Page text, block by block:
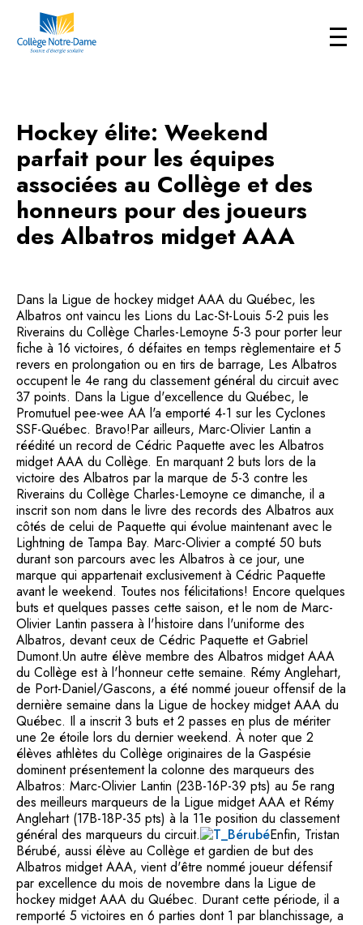
Hockey élite: Weekend
parfait pour les équipes
associées au Collège et des
honneurs pour des joueurs
des Albatros midget AAA
Dans la Ligue de hockey midget AAA du Québec, les
Albatros ont vaincu les Lions du Lac-St-Louis 5-2 puis les
Riverains du Collège Charles-Lemoyne 5-3 pour porter leur
fiche à 16 victoires, 6 défaites en temps règlementaire et 5
revers en prolongation ou en tirs de barrage, Les Albatros
occupent le 4e rang du classement général du circuit avec
37 points. Dans la Ligue d'excellence du Québec, le
Promutuel pee-wee AA l'a emporté 4-1 sur les Cyclones
SSF-Québec. Bravo!Par ailleurs, Marc-Olivier Lantin a
réédité un record de Cédric Paquette avec les Albatros
midget AAA du Collège. En marquant 2 buts lors de la
victoire des Albatros par la marque de 5-3 contre les
Riverains du Collège Charles-Lemoyne ce dimanche, il a
inscrit son nom dans le livre des records des Albatros aux
côtés de celui de Paquette qui évolue maintenant avec le
Lightning de Tampa Bay. Marc-Olivier a compté 50 buts
durant son parcours avec les Albatros à ce jour, une
marque qui appartenait exclusivement à Cédric Paquette
avant le weekend. Toutes nos félicitations! Encore quelques
buts et quelques passes cette saison, et le nom de Marc-
Olivier Lantin passera à l'histoire dans l'uniforme des
Albatros, devant ceux de Cédric Paquette et Gabriel
Dumont.Un autre élève membre des Albatros midget AAA
du Collège est à l'honneur cette semaine. Rémy Anglehart,
de Port-Daniel/Gascons, a été nommé joueur offensif de la
dernière semaine dans la Ligue de hockey midget AAA du
Québec. Il a inscrit 3 buts et 2 passes en plus de mériter
une 2e étoile lors du dernier weekend. À noter que 2
élèves athlètes du Collège originaires de la Gaspésie
dominent présentement la colonne des marqueurs des
Albatros: Marc-Olivier Lantin (23B-16P-39 pts) au 5e rang
des meilleurs marqueurs de la Ligue midget AAA et Rémy
Anglehart (17B-18P-35 pts) à la 11e position du classement
général des marqueurs du circuit.
Enfin, Tristan
Bérubé, aussi élève au Collège et gardien de but des
Albatros midget AAA, vient d'être nommé joueur défensif
par excellence du mois de novembre dans la Ligue de
hockey midget AAA du Québec. Durant cette période, il a
remporté 5 victoires en 6 parties dont 1 par blanchissage, a